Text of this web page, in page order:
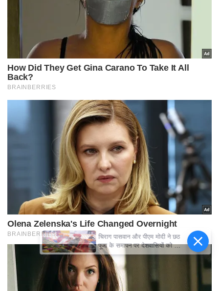
चिराग पासवान और पीएम मोदी ने छठ
पूजा के समापन पर देशवासियों को दी
शुभकामनाएं, छठी मैया से देश की
समृद्धि की कामना की